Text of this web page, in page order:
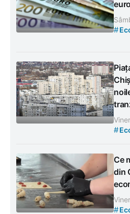
#
#
Ce
din
#